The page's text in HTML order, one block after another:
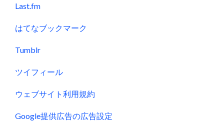
Last.fm
はてなブックマーク
Tumblr
ツイフィール
ウェブサイト利用規約
Google提供広告の広告設定